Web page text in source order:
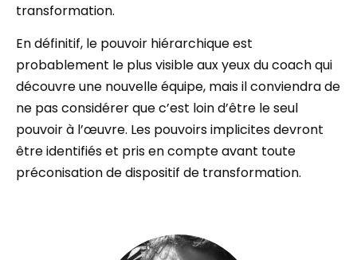
transformation.
En définitif, le pouvoir hiérarchique est
probablement le plus visible aux yeux du coach qui
découvre une nouvelle équipe, mais il conviendra de
ne pas considérer que c’est loin d’être le seul
pouvoir à l’œuvre. Les pouvoirs implicites devront
être identifiés et pris en compte avant toute
préconisation de dispositif de transformation.